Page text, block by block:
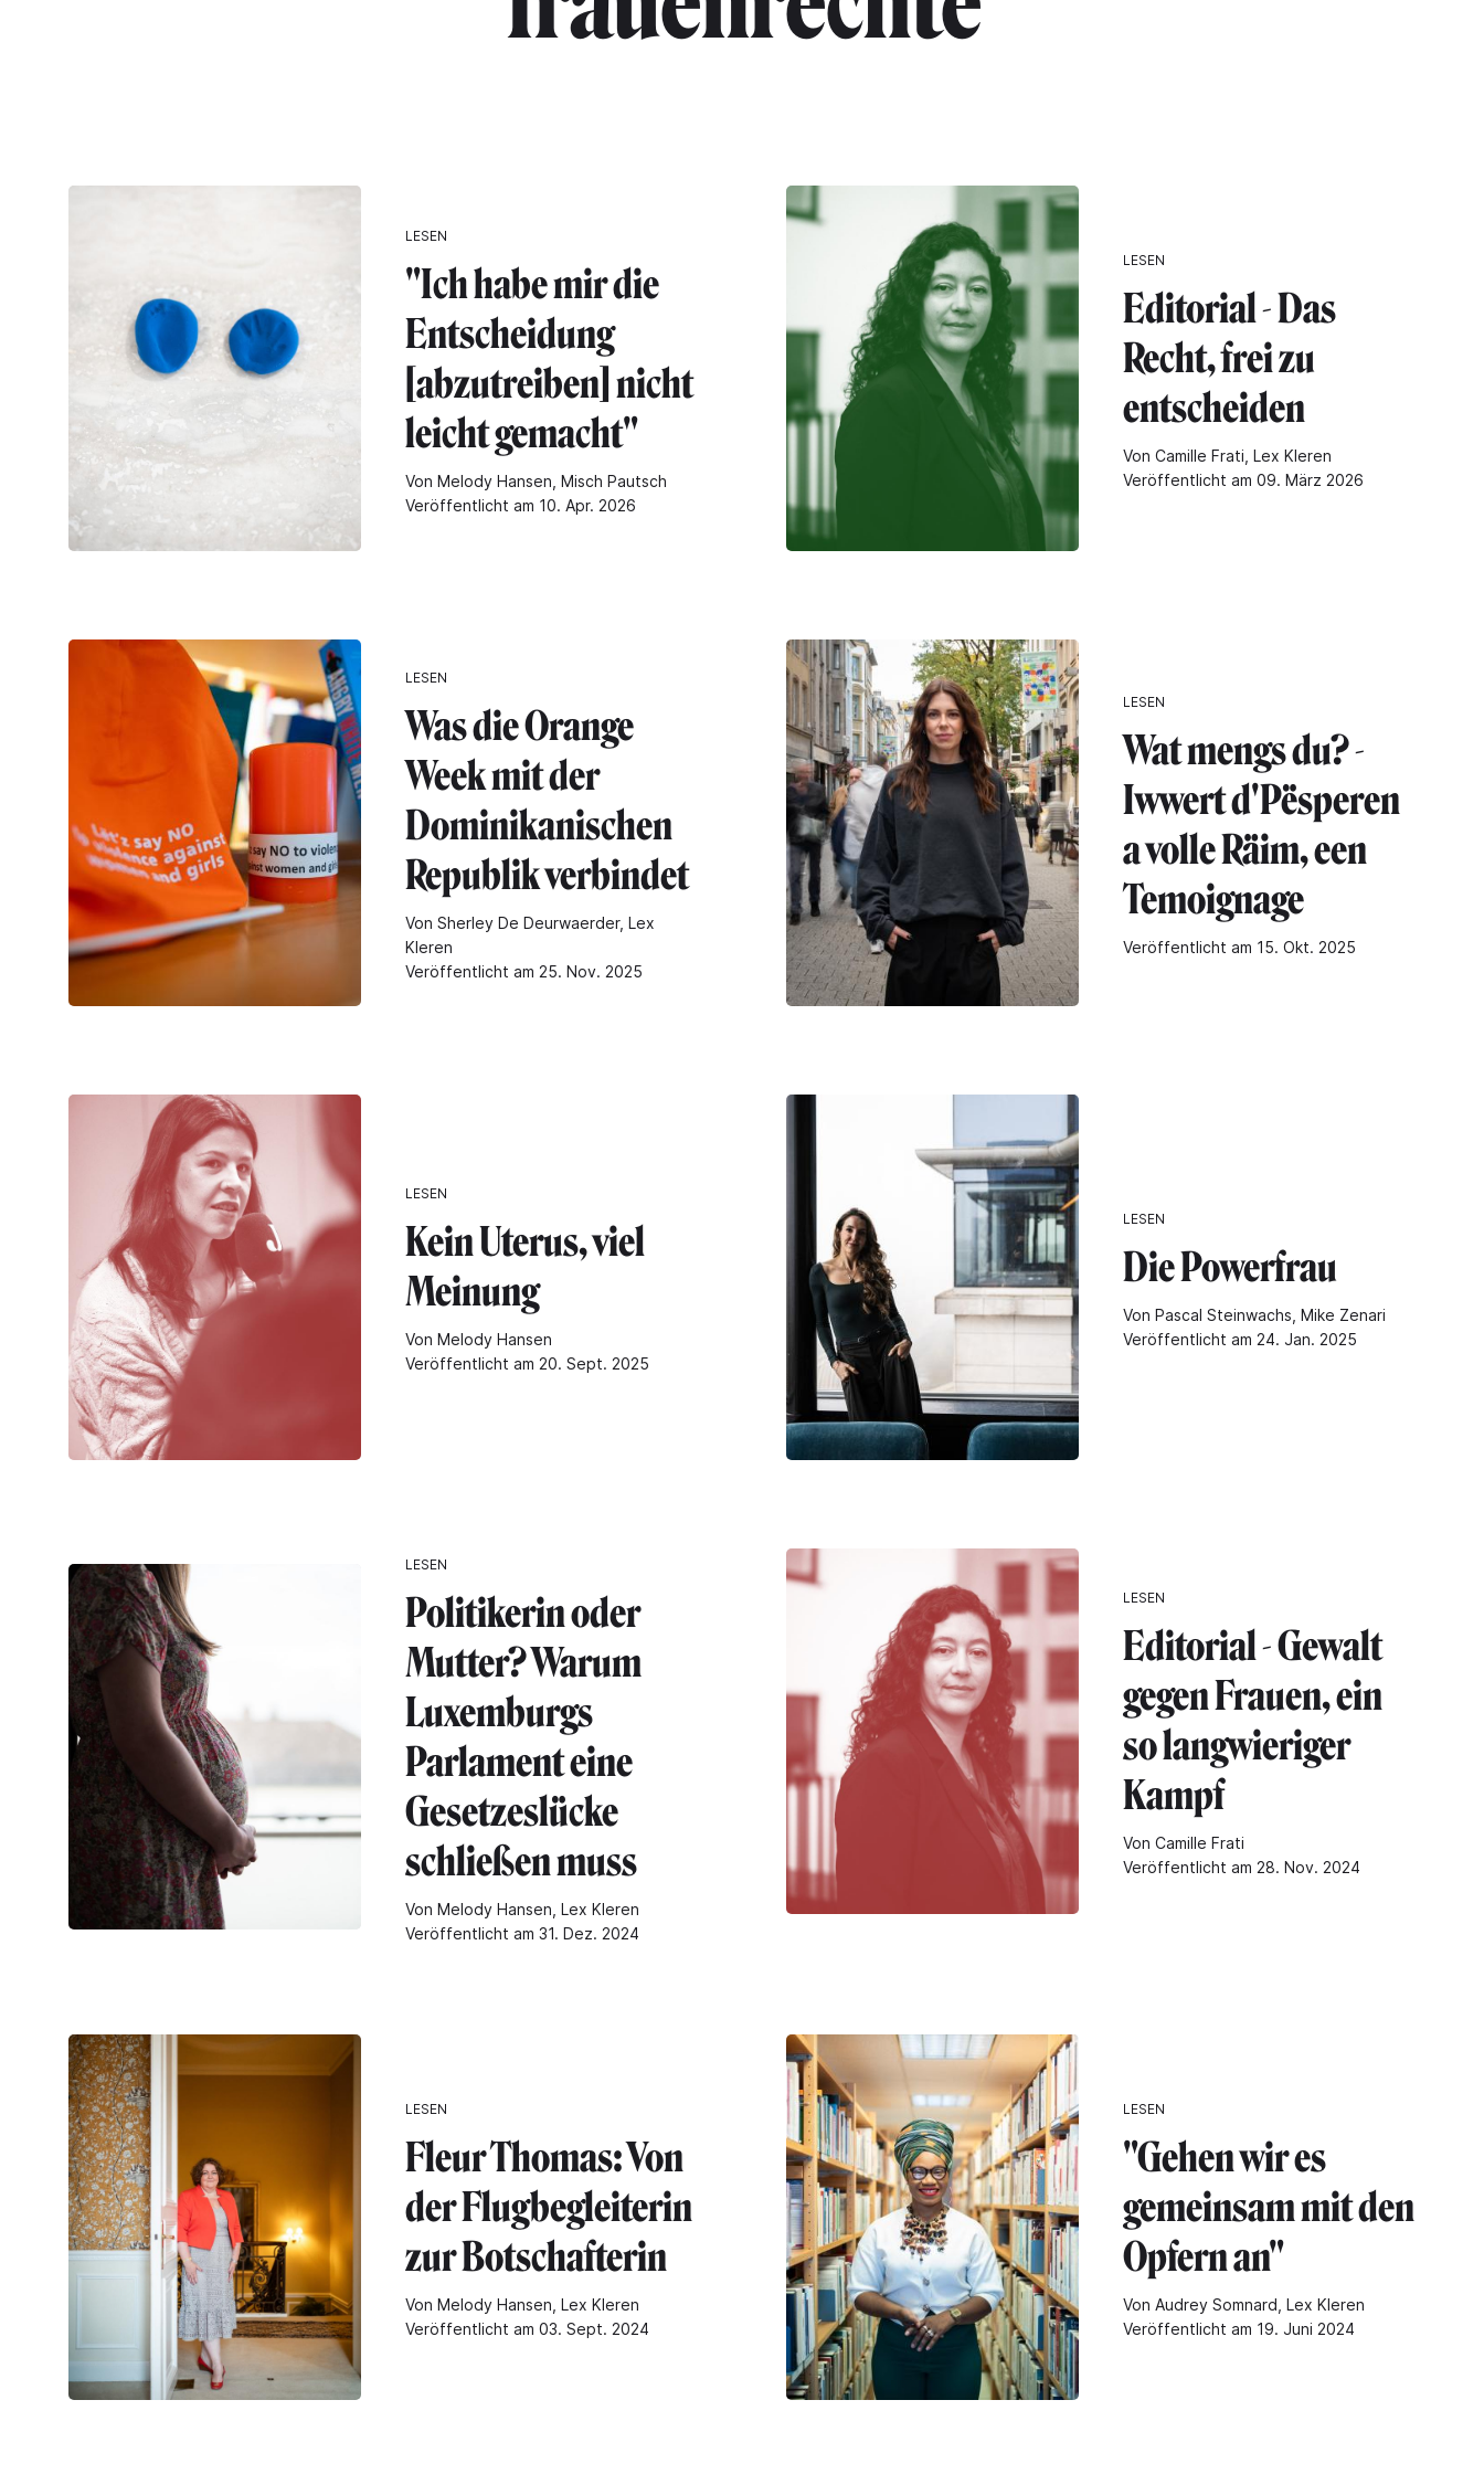
LESEN
"Ich habe mir die
Entscheidung
[abzutreiben] nicht
leicht gemacht"
Von Melody Hansen, Misch Pautsch
Veröffentlicht am 10. Apr. 2026
LESEN
Editorial - Das
Recht, frei zu
entscheiden
Von Camille Frati, Lex Kleren
Veröffentlicht am 09. März 2026
LESEN
Was die Orange
Week mit der
Dominikanischen
Republik verbindet
Von Sherley De Deurwaerder, Lex
Kleren
Veröffentlicht am 25. Nov. 2025
LESEN
Wat mengs du? -
Iwwert d'Pësperen
a volle Räim, een
Temoignage
Veröffentlicht am 15. Okt. 2025
LESEN
Kein Uterus, viel
Meinung
Von Melody Hansen
Veröffentlicht am 20. Sept. 2025
LESEN
Die Powerfrau
Von Pascal Steinwachs, Mike Zenari
Veröffentlicht am 24. Jan. 2025
LESEN
Politikerin oder
Mutter? Warum
Luxemburgs
Parlament eine
Gesetzeslücke
schließen muss
Von Melody Hansen, Lex Kleren
Veröffentlicht am 31. Dez. 2024
LESEN
Editorial - Gewalt
gegen Frauen, ein
so langwieriger
Kampf
Von Camille Frati
Veröffentlicht am 28. Nov. 2024
LESEN
Fleur Thomas: Von
der Flugbegleiterin
zur Botschafterin
Von Melody Hansen, Lex Kleren
Veröffentlicht am 03. Sept. 2024
LESEN
"Gehen wir es
gemeinsam mit den
Opfern an"
Von Audrey Somnard, Lex Kleren
Veröffentlicht am 19. Juni 2024